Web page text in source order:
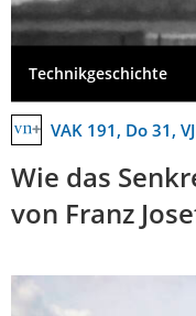
Technikgeschichte
VAK 191, Do 31,
Wie das
von Franz